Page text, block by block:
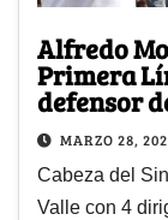
Alfredo
Primera
defensor
MARZO 28,
Cabeza del
Valle con 4